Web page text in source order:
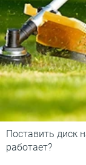
Поставить диск
работает?